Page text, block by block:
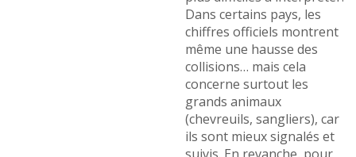
Dans certains pays, les
chiffres officiels montrent
même une hausse des
collisions… mais cela
concerne surtout les
grands animaux
(chevreuils, sangliers), car
ils sont mieux signalés et